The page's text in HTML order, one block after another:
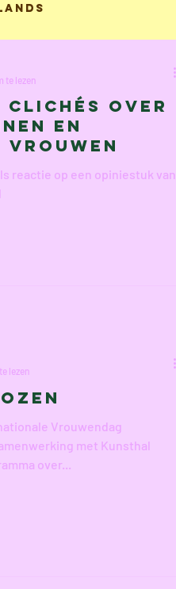
Hacht
clichés over
en
reactie op een opiniestuk van
te lezen
Vrouwendag
met Kunsthal
over...
lezen